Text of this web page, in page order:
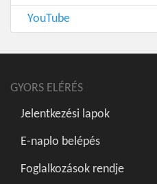
YouTube
GYORS ELÉRÉS
Jelentkezési lapok
E-naplo belépés
Foglalkozások rendje